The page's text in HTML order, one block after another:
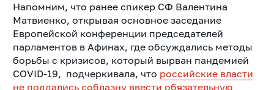
Напомним, что ранее спикер СФ Валентина
Матвиенко, открывая основное заседание
Европейской конференции председателей
парламентов в Афинах, где обсуждались методы
борьбы с кризисов, который выpван пандемией
COVID-19, подчеркивала, что российские власти
не поддались соблазну ввести обязательную